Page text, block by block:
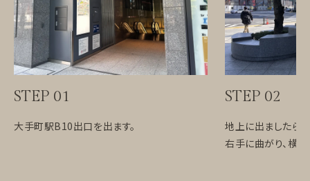
STEP 01
大手町駅B10出口を出ます。
STEP 02
地上に出ましたら、
右手に曲がり、横